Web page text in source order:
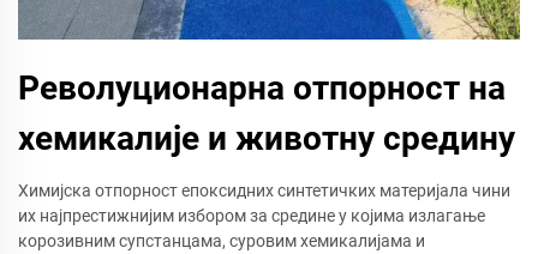
Револуционарна отпорност на
хемикалије и животну средину
Химијска отпорност епоксидних синтетичких материјала чини
их најпрестижнијим избором за средине у којима излагање
корозивним супстанцама, суровим хемикалијама и